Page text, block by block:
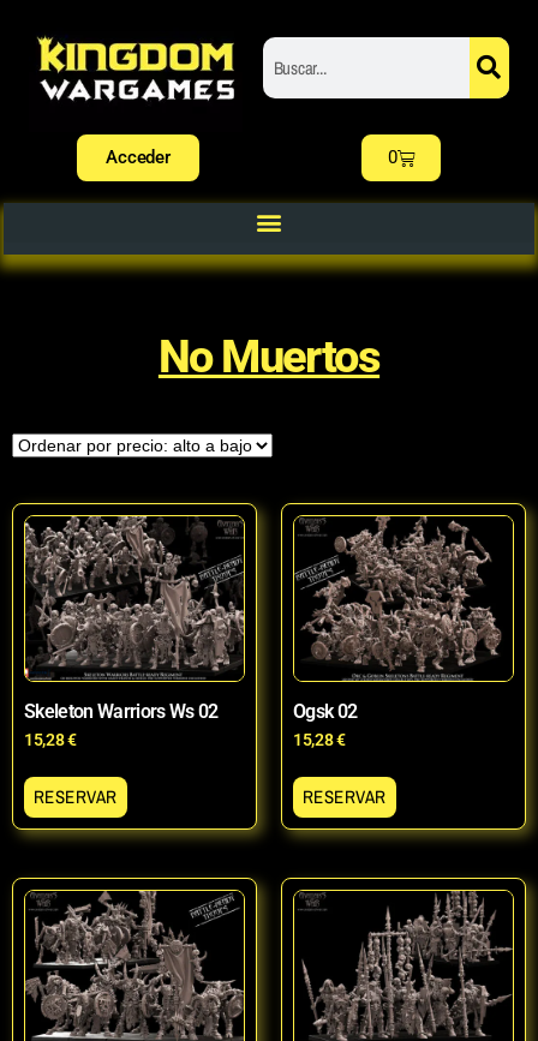
Acceder 0
No Muertos
Skeleton Warriors Ws 02
15,28€
RESERVAR
Ogsk 02
15,28€
RESERVAR